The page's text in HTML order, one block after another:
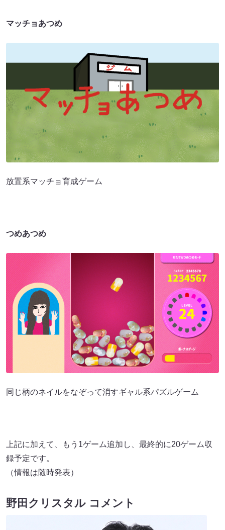
マッチョあつめ
放置系マッチョ育成ゲーム
つめあつめ
同じ柄のネイルをなぞって消すギャル系パズルゲーム
上記に加えて、もう1ゲーム追加し、最終的に20ゲーム収
録予定です。
（情報は随時発表）
野田クリスタル コメント